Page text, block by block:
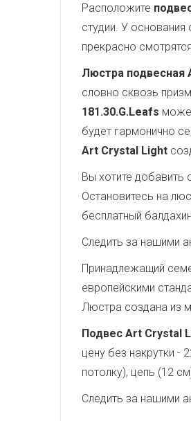
Расположите
студии. У
прекрасно
Люстра подвесная
словно сквозь
181.30.G.Leafs
будет гармонично
Art Crystal Light
Вы хотите добавить
Остановитесь на
бесплатный
Следить за нашими
Принадлежащий
европейскими
Люстра создана из
Подвес Art Crystal
цену без накрутки -
потолку), цепь (12
Следить за нашими